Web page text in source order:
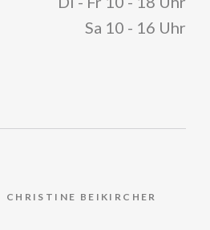
Sa 10 - 16 Uhr
BEIKIRCHER